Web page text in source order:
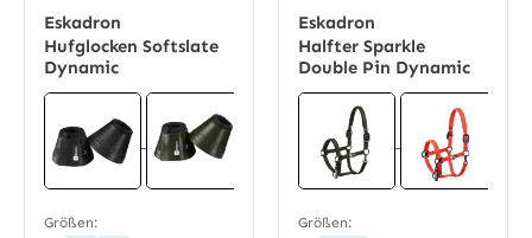
Eskadron
Hufglocken Softslate
Dynamic
Größen:
Eskadron
Halfter Sparkle
Double Pin Dynamic
Größen: